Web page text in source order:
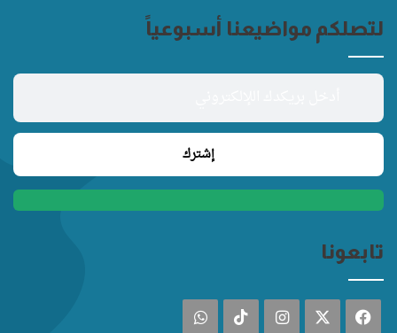
لتصلكم مواضيعنا أسبوعياً
تابعونا
فيسبوك انستقرام ‫TikTokواتساب